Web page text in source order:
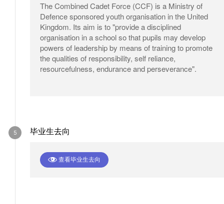
The Combined Cadet Force (CCF) is a Ministry of
Defence sponsored youth organisation in the United
Kingdom. Its aim is to "provide a disciplined
organisation in a school so that pupils may develop
powers of leadership by means of training to promote
the qualities of responsibility, self reliance,
resourcefulness, endurance and perseverance".
毕业生去向
查看毕业生去向